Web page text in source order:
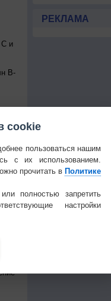
и
В-
РЕКЛАМА
cookie
пользоваться нашим
с их использованием.
прочитать в Политике
полностью запретить
настройки